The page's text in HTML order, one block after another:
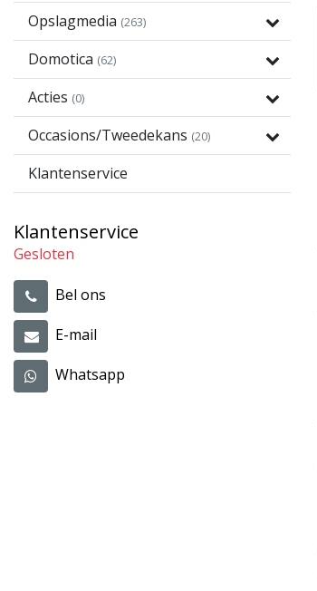
Opslagmedia (263)
Domotica (62)
Acties (0)
Occasions/Tweedekans (20)
Klantenservice
Klantenservice
Gesloten
Bel ons
E-mail
Whatsapp